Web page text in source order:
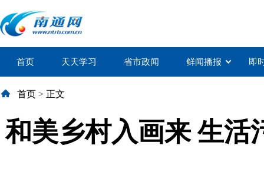
首页 天天学习 省市政闻 鲜闻播报 即
首页 > 正文
和美乡村入画来 生活